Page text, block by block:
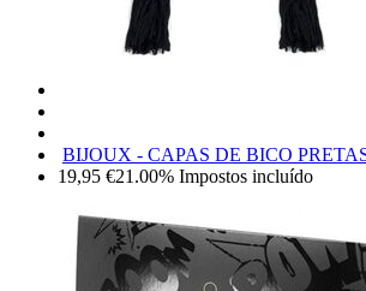
BIJOUX - CAPAS DE BICO
19,95 €21.00% Impostos incluído